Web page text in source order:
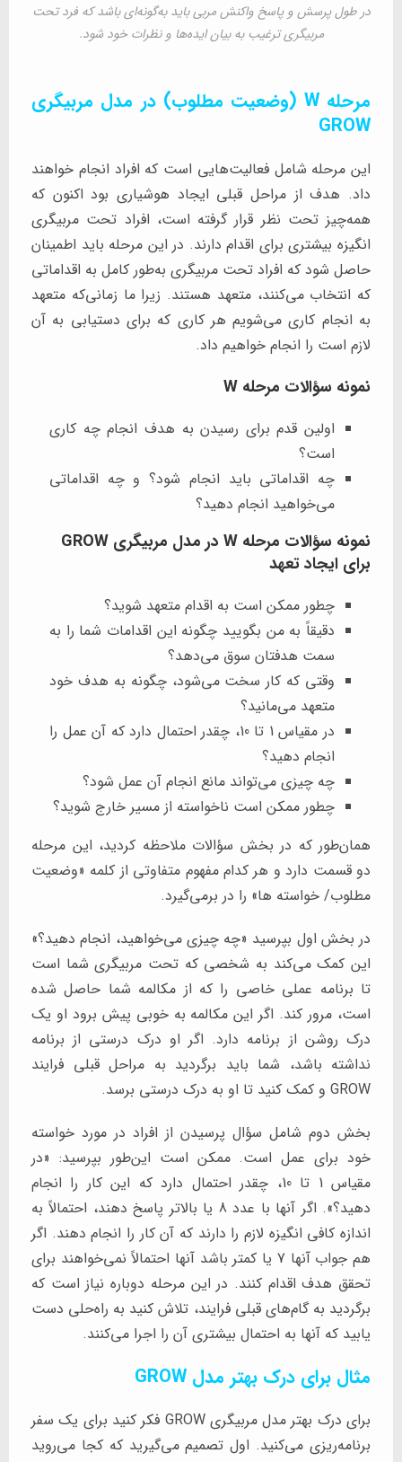
در طول پرسش و پاسخ واکنش مربی باید به‌گونه‌ای باشد که فرد تحت
مربیگری ترغیب به بیان ایده‌ها و نظرات خود شود.
مرحله W (وضعیت مطلوب) در مدل مربیگری
GROW
این مرحله شامل فعالیت‌هایی است که افراد انجام خواهند
داد. هدف از مراحل قبلی ایجاد هوشیاری بود اکنون که
همه‌چیز تحت نظر قرار گرفته است، افراد تحت مربیگری
انگیزه بیشتری برای اقدام دارند. در این مرحله باید اطمینان
حاصل شود که افراد تحت مربیگری به‌طور کامل به اقداماتی
که انتخاب می‌کنند، متعهد هستند. زیرا ما زمانی‌که متعهد
به انجام کاری می‌شویم هر کاری که برای دستیابی به آن
لازم است را انجام خواهیم داد.
نمونه سؤالات مرحله W
اولین قدم برای رسیدن به هدف انجام چه کاری
است؟
چه اقداماتی باید انجام شود؟ و چه اقداماتی
می‌خواهید انجام دهید؟
نمونه سؤالات مرحله W در مدل مربیگری GROW
برای ایجاد تعهد
چطور ممکن است به اقدام متعهد شوید؟
دقیقاً به من بگویید چگونه این اقدامات شما را به
سمت هدفتان سوق می‌دهد؟
وقتی که کار سخت می‌شود، چگونه به هدف خود
متعهد می‌مانید؟
در مقیاس 1 تا 10، چقدر احتمال دارد که آن عمل را
انجام دهید؟
چه چیزی می‌تواند مانع انجام آن عمل شود؟
چطور ممکن است ناخواسته از مسیر خارج شوید؟
همان‌طور که در بخش سؤالات ملاحظه کردید، این مرحله
دو قسمت دارد و هر کدام مفهوم متفاوتی از کلمه «وضعیت
مطلوب/ خواسته ها» را در برمی‌گیرد.
در بخش اول بپرسید «چه چیزی می‌خواهید، انجام دهید؟»
این کمک می‌کند به شخصی که تحت مربیگری شما است
تا برنامه عملی خاصی را که از مکالمه شما حاصل شده
است، مرور کند. اگر این مکالمه به خوبی پیش برود او یک
درک روشن از برنامه دارد. اگر او درک درستی از برنامه
نداشته باشد، شما باید برگردید به مراحل قبلی فرایند
GROW و کمک کنید تا او به درک درستی برسد.
بخش دوم شامل سؤال پرسیدن از افراد در مورد خواسته
خود برای عمل است. ممکن است این‌طور بپرسید: «در
مقیاس 1 تا 10، چقدر احتمال دارد که این کار را انجام
دهید؟». اگر آنها با عدد 8 یا بالاتر پاسخ دهند، احتمالاً به
اندازه کافی انگیزه لازم را دارند که آن کار را انجام دهند. اگر
هم جواب آنها 7 یا کمتر باشد آنها احتمالاً نمی‌خواهند برای
تحقق هدف اقدام کنند. در این مرحله دوباره نیاز است که
برگردید به گام‌های قبلی فرایند، تلاش کنید به راه‌حلی دست
یابید که آنها به احتمال بیشتری آن را اجرا می‌کنند.
مثال برای درک بهتر مدل GROW
برای درک بهتر مدل مربیگری GROW فکر کنید برای یک سفر
برنامه‌ریزی می‌کنید. اول تصمیم می‌گیرید که کجا می‌روید